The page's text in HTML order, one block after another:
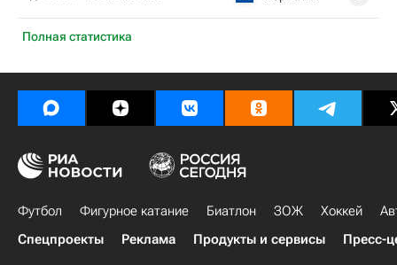
Полная статистика
Футбол Фигурное катание Биатлон ЗОЖ Хоккей
Спецпроекты
Реклама Продукты и сервисы Пресс-